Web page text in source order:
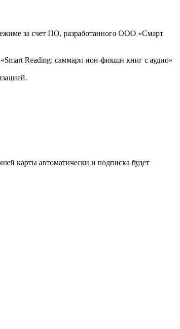
за счет ПО, разработанного ООО «Смарт
Reading: саммари нон-фикшн книг с аудио»
карты автоматически и подписка будет